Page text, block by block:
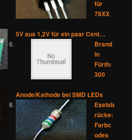
für
78XX
5V aus 1,2V für ein paar Cent…
Brand
in
Fürth:
300
Anode/Kathode bei SMD LEDs
Eselsb
rücke:
Farbc
odes